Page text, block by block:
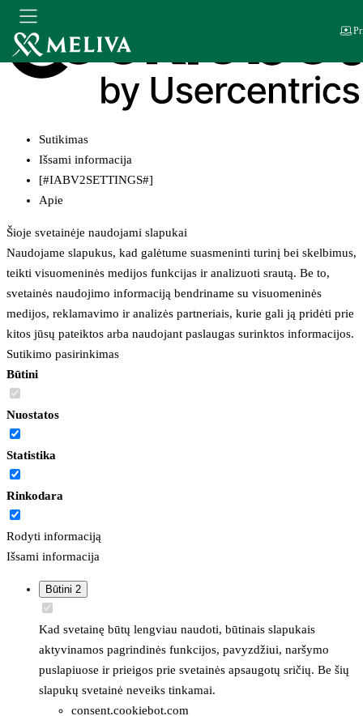
Sutikimas
Išsami informacija
[#IABV2SETTINGS#]
Apie
Šioje svetainėje naudojami slapukai
Naudojame slapukus, kad galėtume suasmeninti turinį bei skelbimus,
teikti visuomeninės medijos funkcijas ir analizuoti srautą. Be to,
svetainės naudojimo informaciją bendriname su visuomeninės
medijos, reklamavimo ir analizės partneriais, kurie gali ją pridėti prie
kitos jūsų pateiktos arba naudojant paslaugas surinktos informacijos.
Sutikimo pasirinkimas
Būtini
Nuostatos
Statistika
Rinkodara
Rodyti informaciją
Išsami informacija
Būtini 2
Kad svetainę būtų lengviau naudoti, būtinais slapukais
aktyvinamos pagrindinės funkcijos, pavyzdžiui, naršymo
puslapiuose ir prieigos prie svetainės apsaugotų sričių. Be šių
slapukų svetainė neveiks tinkamai.
consent.cookiebot.com